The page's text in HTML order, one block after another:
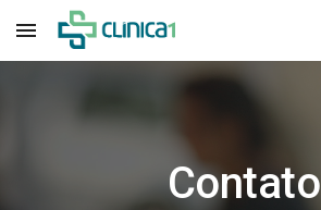
Skip to main content
Contato